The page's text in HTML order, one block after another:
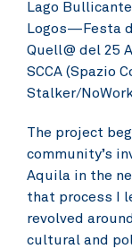
Lago
Logos—Festa
Quell@ del 25
SCCA (Spazio
Stalker/
The project
community’s
Aquila in the
that process I
revolved
cultural and